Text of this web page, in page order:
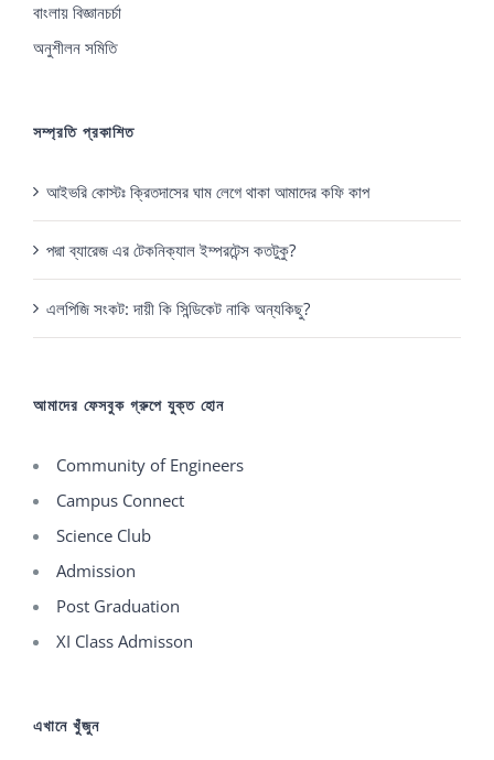
বাংলায় বিজ্ঞানচর্চা
অনুশীলন সমিতি
সম্প্রতি প্রকাশিত
আইভরি কোস্টঃ ক্রিতদাসের ঘাম লেগে থাকা আমাদের কফি কাপ
পদ্মা ব্যারেজ এর টেকনিক্যাল ইম্পরটেন্স কতটুকু?
এলপিজি সংকট: দায়ী কি সিন্ডিকেট নাকি অন্যকিছু?
আমাদের ফেসবুক গ্রুপে যুক্ত হোন
Community of Engineers
Campus Connect
Science Club
Admission
Post Graduation
XI Class Admisson
এখানে খুঁজুন